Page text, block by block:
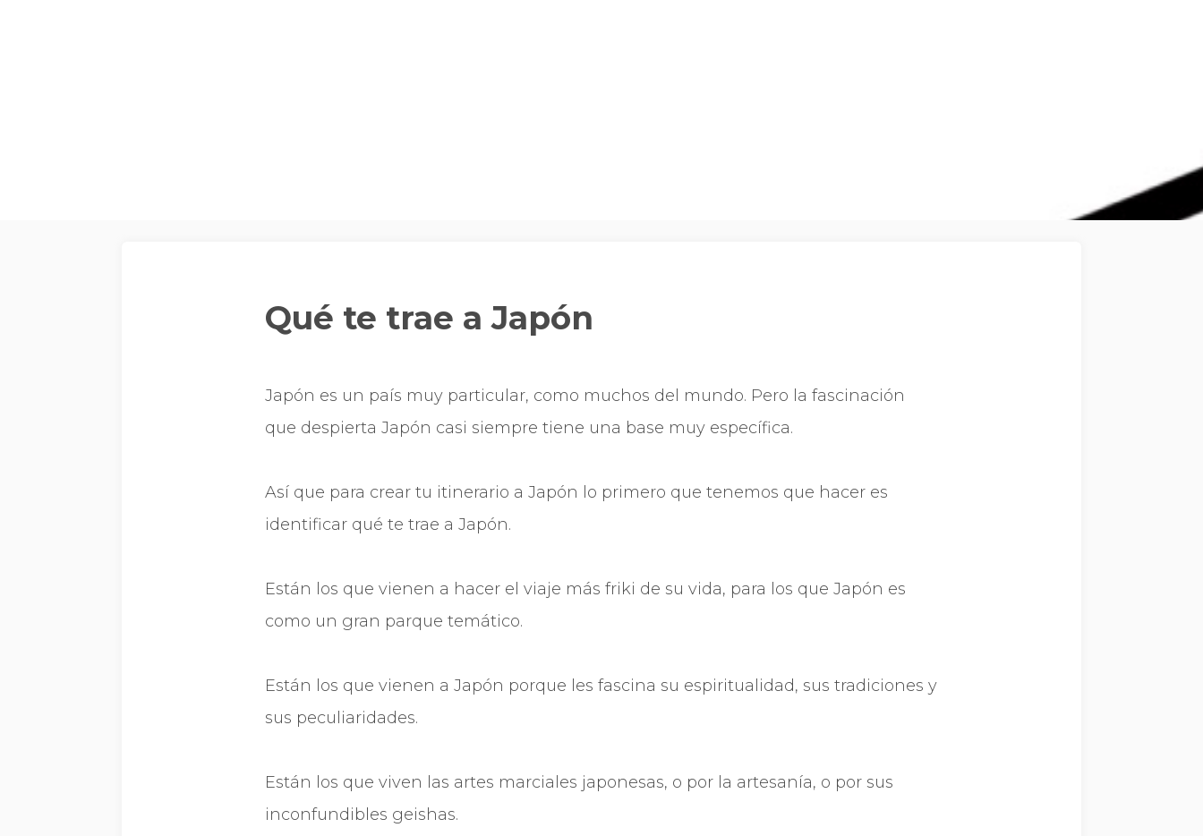
Qué te trae a Japón
Japón es un país muy particular, como muchos del mundo. Pero la fascinación
que despierta Japón casi siempre tiene una base muy específica.
Así que para crear tu itinerario a Japón lo primero que tenemos que hacer es
identificar qué te trae a Japón.
Están los que vienen a hacer el viaje más friki de su vida, para los que Japón es
como un gran parque temático.
Están los que vienen a Japón porque les fascina su espiritualidad, sus tradiciones y
sus peculiaridades.
Están los que viven las artes marciales japonesas, o por la artesanía, o por sus
inconfundibles geishas.